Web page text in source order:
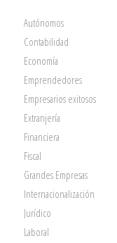
Autónomos
Contabilidad
Economía
Emprendedores
Empresarios exitosos
Extranjería
Financiera
Fiscal
Grandes Empresas
Internacionalización
Jurídico
Laboral